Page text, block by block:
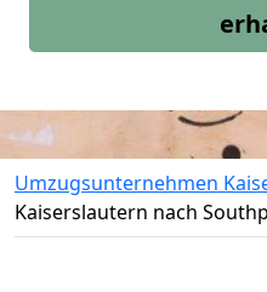
Umzugsunternehmen
Kaiserslautern nach